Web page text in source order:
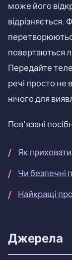
може його
відрізняється.
повертаються
Передайте
речі просто не
нічого для
Пов'язані
Як
Чи безпечні
Найкращі
Джерела